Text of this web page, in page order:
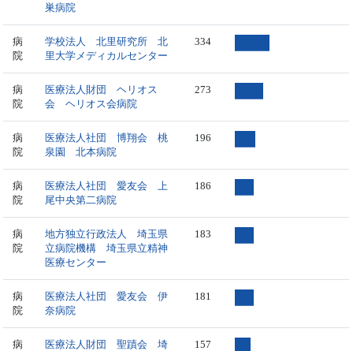
巣病院
病
院
学校法人 北里研究所 北
里大学メディカルセンター
334
病
院
医療法人財団 ヘリオス
会 ヘリオス会病院
273
病
院
医療法人社団 博翔会 桃
泉園 北本病院
196
病
院
医療法人社団 愛友会 上
尾中央第二病院
186
病
院
地方独立行政法人 埼玉県
立病院機構 埼玉県立精神
医療センター
183
病
院
医療法人社団 愛友会 伊
奈病院
181
病
医療法人財団 聖蹟会 埼
157